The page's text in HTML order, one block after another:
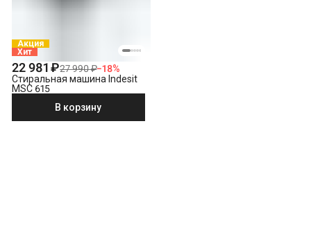
Акция
Хит
22 981 ₽27 990 ₽−18%
Стиральная машина Indesit
MSC 615
В корзину